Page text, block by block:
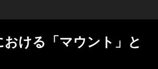
ける「マウント」と